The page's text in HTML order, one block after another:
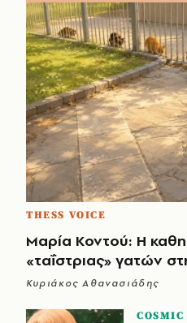
THESS VOICE
Μαρία Κοντού: Η
«ταΐστριας» γατών
Κυριάκος Αθανασιάδης